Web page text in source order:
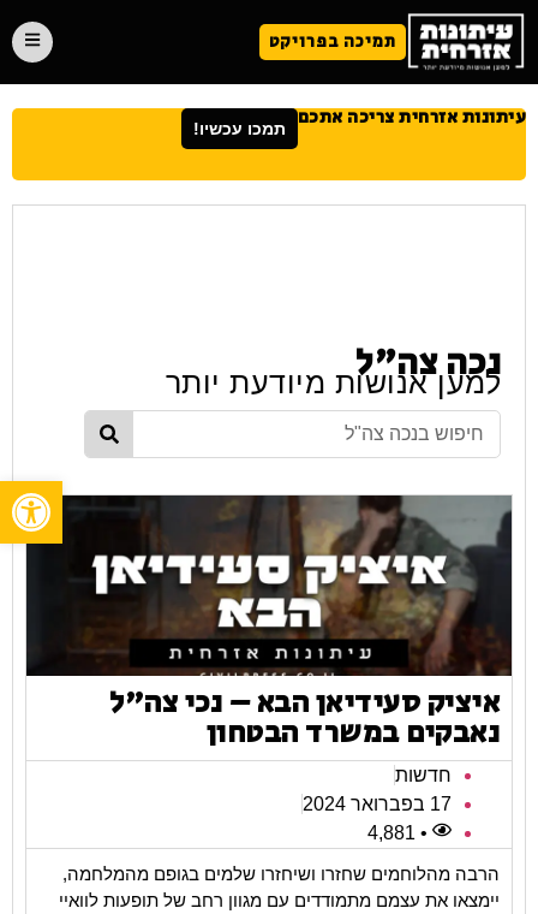
תמיכה בפרויקט
עיתונות אזרחית צריכה אתכם תמכו עכשיו!
נכה צה"ל
למען אנושות מיודעת יותר
איציק סעידיאן הבא – נכי צה"ל
נאבקים במשרד הבטחון
חדשות
17 בפברואר 2024
• 4,881
הרבה מהלוחמים שחזרו ושיחזרו שלמים בגופם מהמלחמה,
יימצאו את עצמם מתמודדים עם מגוון רחב של תופעות לוואיי